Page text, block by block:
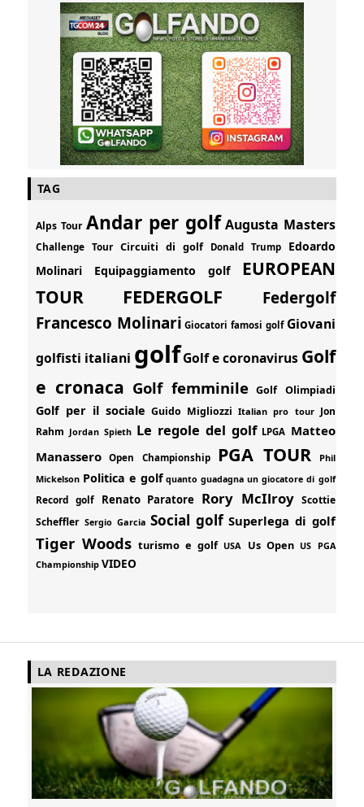
TAG
Alps Tour Andar per golf Augusta Masters
Challenge Tour Circuiti di golf Donald Trump
Edoardo
Molinari
Equipaggiamento golf
EUROPEAN
TOUR
FEDERGOLF Federgolf
Francesco Molinari Giocatori famosi golf Giovani
golfisti italiani golf Golf e coronavirus Golf
e cronaca Golf femminile Golf Olimpiadi
Golf per il sociale Guido Migliozzi Italian pro tour Jon
Rahm Jordan Spieth Le regole del golf LPGA Matteo
Manassero
Open Championship PGA TOUR
Phil
Mickelson Politica e golf quanto guadagna un giocatore di golf
Record golf Renato Paratore Rory McIlroy Scottie
Scheffler Sergio Garcia Social golf Superlega di golf
Tiger Woods turismo e golf USA Us Open US PGA
Championship VIDEO
LA REDAZIONE